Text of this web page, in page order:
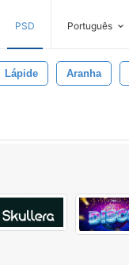
PSD Português
Lápide Aranha